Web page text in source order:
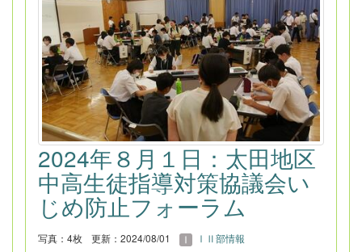
2024年８月１日：太田地区
中高生徒指導対策協議会い
じめ防止フォーラム
写真：4枚 更新：2024/08/01 ⅠⅡ部情報